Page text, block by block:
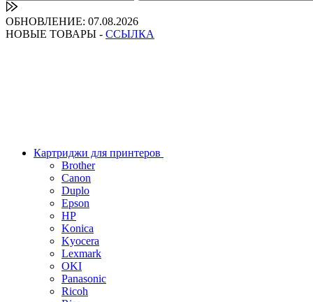
ОБНОВЛЕНИЕ: 07.08.2026
НОВЫЕ ТОВАРЫ - ССЫЛКА
Картриджи для принтеров
Brother
Canon
Duplo
Epson
HP
Konica
Kyocera
Lexmark
OKI
Panasonic
Ricoh